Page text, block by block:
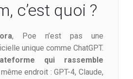
c’est quoi ?
, Poe n’est pas une
unique comme ChatGPT.
qui rassemble
endroit : GPT-4, Claude,